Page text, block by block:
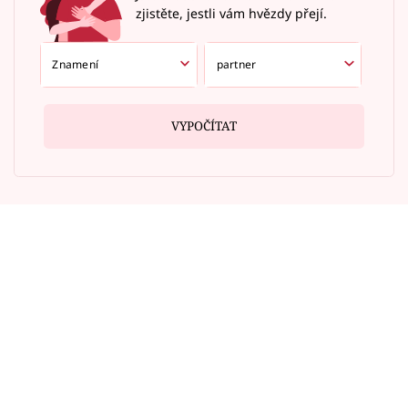
zjistěte, jestli vám hvězdy přejí.
VYPOČÍTAT